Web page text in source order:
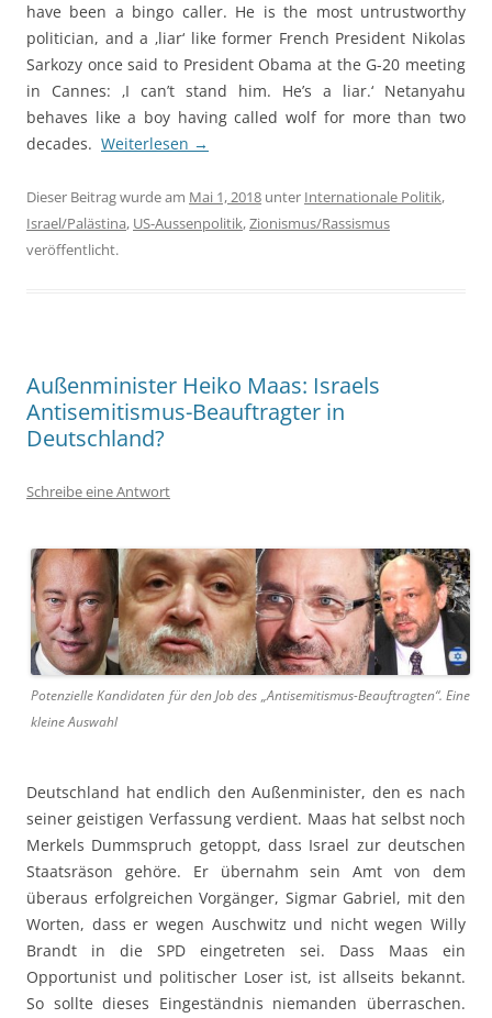
have been a bingo caller. He is the most untrustworthy
politician, and a ‚liar‘ like former French President Nikolas
Sarkozy once said to President Obama at the G-20 meeting
in Cannes: ‚I can’t stand him. He’s a liar.‘ Netanyahu
behaves like a boy having called wolf for more than two
decades. Weiterlesen →
Dieser Beitrag wurde am Mai 1, 2018 unter Internationale Politik,
Israel/Palästina, US-Aussenpolitik,Zionismus/Rassismus
veröffentlicht.
Außenminister Heiko Maas: Israels
Antisemitismus-Beauftragter in
Deutschland?
Schreibe eine Antwort
Potenzielle Kandidaten für den Job des „Antisemitismus-Beauftragten“. Eine
kleine Auswahl
Deutschland hat endlich den Außenminister, den es nach
seiner geistigen Verfassung verdient. Maas hat selbst noch
Merkels Dummspruch getoppt, dass Israel zur deutschen
Staatsräson gehöre. Er übernahm sein Amt von dem
überaus erfolgreichen Vorgänger, Sigmar Gabriel, mit den
Worten, dass er wegen Auschwitz und nicht wegen Willy
Brandt in die SPD eingetreten sei. Dass Maas ein
Opportunist und politischer Loser ist, ist allseits bekannt.
So sollte dieses Eingeständnis niemanden überraschen.